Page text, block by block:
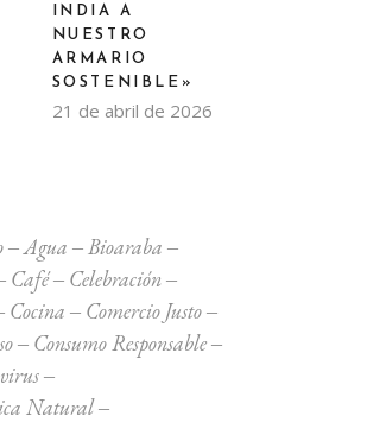
INDIA A
NUESTRO
ARMARIO
SOSTENIBLE»
21 de abril de 2026
Agua
Bioaraba
Café
Celebración
Cocina
Comercio Justo
Consumo Responsable
Natural